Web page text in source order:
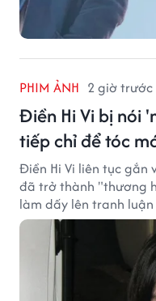
PHIM ẢNH 2 giờ trước
Điền Hi Vi bị nói
tiếp chỉ để tóc
Điền Hi Vi liên tục gắn
đã trở thành "thương
làm dấy lên tranh
năng biến hóa trên